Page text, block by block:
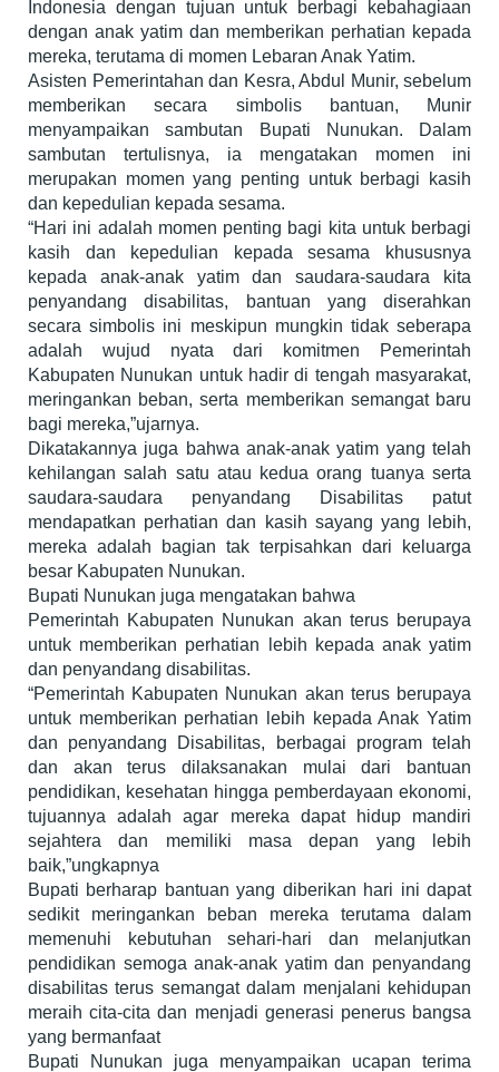
Indonesia dengan tujuan untuk berbagi kebahagiaan
dengan anak yatim dan memberikan perhatian kepada
mereka, terutama di momen Lebaran Anak Yatim.
Asisten Pemerintahan dan Kesra, Abdul Munir, sebelum
memberikan secara simbolis bantuan, Munir
menyampaikan sambutan Bupati Nunukan. Dalam
sambutan tertulisnya, ia mengatakan momen ini
merupakan momen yang penting untuk berbagi kasih
dan kepedulian kepada sesama.
“Hari ini adalah momen penting bagi kita untuk berbagi
kasih dan kepedulian kepada sesama khususnya
kepada anak-anak yatim dan saudara-saudara kita
penyandang disabilitas, bantuan yang diserahkan
secara simbolis ini meskipun mungkin tidak seberapa
adalah wujud nyata dari komitmen Pemerintah
Kabupaten Nunukan untuk hadir di tengah masyarakat,
meringankan beban, serta memberikan semangat baru
bagi mereka,”ujarnya.
Dikatakannya juga bahwa anak-anak yatim yang telah
kehilangan salah satu atau kedua orang tuanya serta
saudara-saudara penyandang Disabilitas patut
mendapatkan perhatian dan kasih sayang yang lebih,
mereka adalah bagian tak terpisahkan dari keluarga
besar Kabupaten Nunukan.
Bupati Nunukan juga mengatakan bahwa
Pemerintah Kabupaten Nunukan akan terus berupaya
untuk memberikan perhatian lebih kepada anak yatim
dan penyandang disabilitas.
“Pemerintah Kabupaten Nunukan akan terus berupaya
untuk memberikan perhatian lebih kepada Anak Yatim
dan penyandang Disabilitas, berbagai program telah
dan akan terus dilaksanakan mulai dari bantuan
pendidikan, kesehatan hingga pemberdayaan ekonomi,
tujuannya adalah agar mereka dapat hidup mandiri
sejahtera dan memiliki masa depan yang lebih
baik,”ungkapnya
Bupati berharap bantuan yang diberikan hari ini dapat
sedikit meringankan beban mereka terutama dalam
memenuhi kebutuhan sehari-hari dan melanjutkan
pendidikan semoga anak-anak yatim dan penyandang
disabilitas terus semangat dalam menjalani kehidupan
meraih cita-cita dan menjadi generasi penerus bangsa
yang bermanfaat
Bupati Nunukan juga menyampaikan ucapan terima